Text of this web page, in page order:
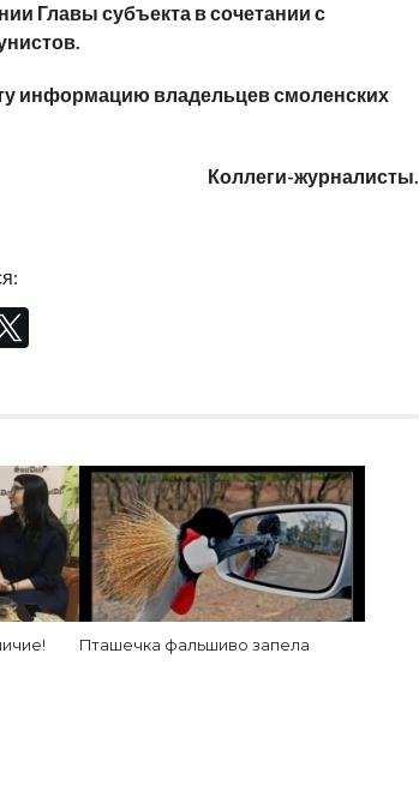
Главы субъекта в сочетании с
информацию владельцев смоленских
Коллеги-журналисты.
Пташечка фальшиво запела